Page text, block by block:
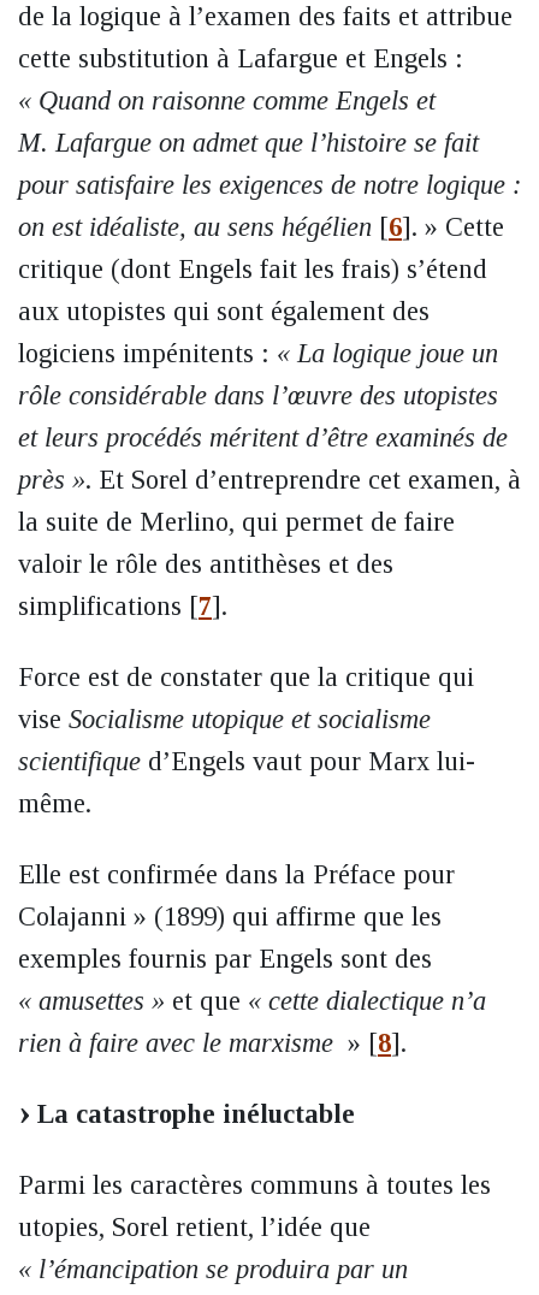
de la logique à l’examen des faits et attribue
cette substitution à Lafargue et Engels :
« Quand on raisonne comme Engels et
M. Lafargue on admet que l’histoire se fait
pour satisfaire les exigences de notre logique :
on est idéaliste, au sens hégélien [6]. » Cette
critique (dont Engels fait les frais) s’étend
aux utopistes qui sont également des
logiciens impénitents : « La logique joue un
rôle considérable dans l’œuvre des utopistes
et leurs procédés méritent d’être examinés de
près ». Et Sorel d’entreprendre cet examen, à
la suite de Merlino, qui permet de faire
valoir le rôle des antithèses et des
simplifications [7].
Force est de constater que la critique qui
vise Socialisme utopique et socialisme
scientifique d’Engels vaut pour Marx lui-
même.
Elle est confirmée dans la Préface pour
Colajanni » (1899) qui affirme que les
exemples fournis par Engels sont des
« amusettes » et que « cette dialectique n’a
rien à faire avec le marxisme » [8].
La catastrophe inéluctable
Parmi les caractères communs à toutes les
utopies, Sorel retient, l’idée que
« l’émancipation se produira par un